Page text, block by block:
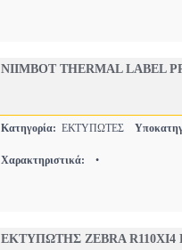
NIIMBOT THERMAL LABEL
Κατηγορία: ΕΚΤΥΠΩΤΕΣ
Χαρακτηριστικά: •
ΕΚΤΥΠΩΤΗΣ ZEBRA R110XI4